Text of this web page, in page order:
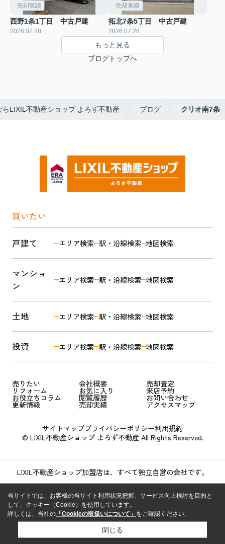
売却実績
西野1条1丁目 中古戸建
2026.07.28
売却実績
拓北7条5丁目 中古戸建
2026.07.28
もっと見る
ブログトップへ
LIXIL不動産ショップ よろず不動産 ブログ クリオ南7条
買いたい
戸建て エリア検索 駅・沿線検索 地図検索
マンショ
ン
エリア検索 駅・沿線検索 地図検索
土地 エリア検索 駅・沿線検索 地図検索
投資 エリア検索 駅・沿線検索 地図検索
売りたい
リフォーム
お役立ちコラム
更新情報
会社概要
お気に入り
閲覧履歴
売却実績
売却査定
来店予約
お問い合わせ
アクセスマップ
サイトマッププライバシーポリシー利用規約
© LIXIL不動産ショップ よろず不動産 All Rights Reserved.
LIXIL不動産ショップ加盟店は、すべて独立自営の会社です。
当サイトでは、お客様の当サイト利用状況把握、サービス向上検討を目的と
して、クッキー（Cookie）を使用しています。
詳しくは、当社の 「Cookieの取扱いについて」 をご確認ください。
閉じる